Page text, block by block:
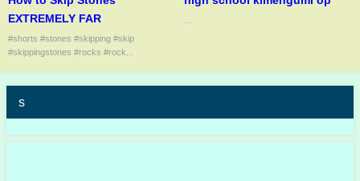
EXTREMELY FAR
#shorts #stones #skipping #skip
#skippingstones #rocks #rock...
s